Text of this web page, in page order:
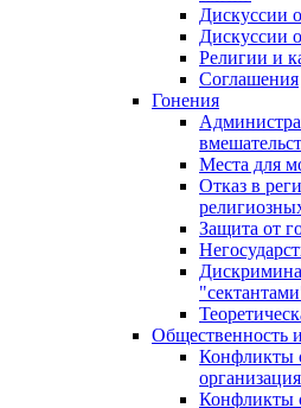
Дискуссии
Дискуссии
Религии и
Соглашения
Гонения
Места для
Отказ в
Защита от
Конфликты
Конфликты